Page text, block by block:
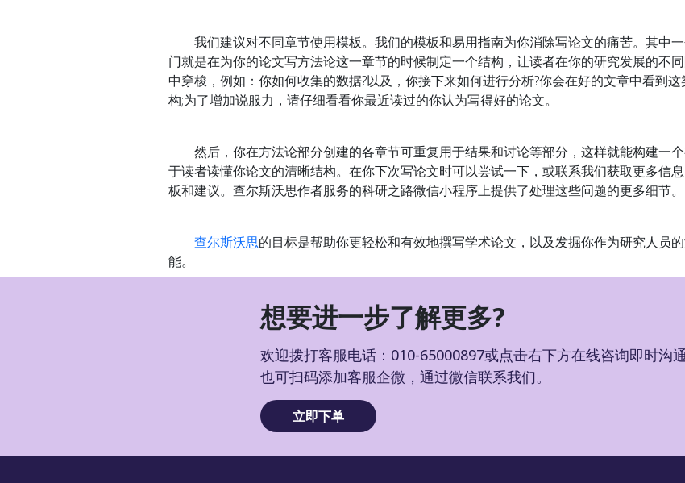
我们建议对不同章节使用模板。我们的模板和易用指南为你消除写论文的痛苦。其中
门就是在为你的论文写方法论这一章节的时候制定一个结构，让读者在你的研究发展的不
中穿梭，例如：你如何收集的数据?以及，你接下来如何进行分析?你会在好的文章中看到这
构;为了增加说服力，请仔细看看你最近读过的你认为写得好的论文。
然后，你在方法论部分创建的各章节可重复用于结果和讨论等部分，这样就能构建一
于读者读懂你论文的清晰结构。在你下次写论文时可以尝试一下，或联系我们获取更多信
板和建议。查尔斯沃思作者服务的科研之路微信小程序上提供了处理这些问题的更多细节。
查尔斯沃思的目标是帮助你更轻松和有效地撰写学术论文，以及发掘你作为研究人员
能。
想要进一步了解更多?
欢迎拨打客服电话：010-65000897或点击右下方在线咨询即时沟通
也可扫码添加客服企微，通过微信联系我们。
立即下单